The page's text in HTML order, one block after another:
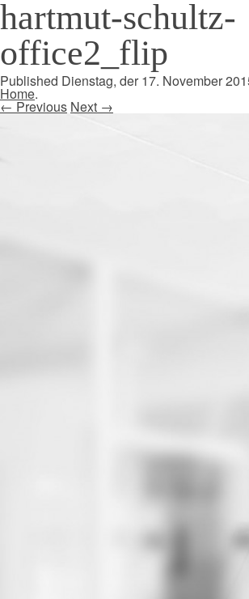
hartmut-schultz-
office2_flip
Published Dienstag, der 17. November
Home.
← Previous Next →